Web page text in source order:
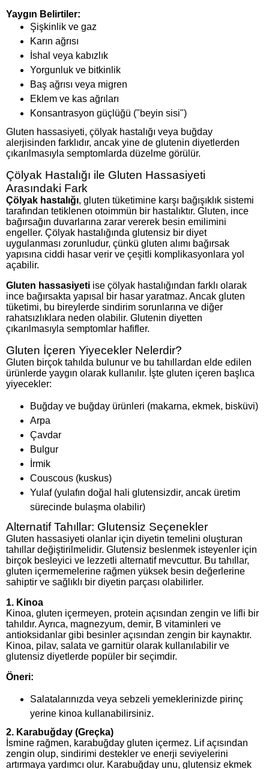
Yaygın Belirtiler:
Şişkinlik ve gaz
Karın ağrısı
İshal veya kabızlık
Yorgunluk ve bitkinlik
Baş ağrısı veya migren
Eklem ve kas ağrıları
Konsantrasyon güçlüğü ("beyin sisi")
Gluten hassasiyeti, çölyak hastalığı veya buğday
alerjisinden farklıdır, ancak yine de glutenin diyetlerden
çıkarılmasıyla semptomlarda düzelme görülür.
Çölyak Hastalığı ile Gluten Hassasiyeti
Arasındaki Fark
Çölyak hastalığı, gluten tüketimine karşı bağışıklık sistemi
tarafından tetiklenen otoimmün bir hastalıktır. Gluten, ince
bağırsağın duvarlarına zarar vererek besin emilimini
engeller. Çölyak hastalığında glutensiz bir diyet
uygulanması zorunludur, çünkü gluten alımı bağırsak
yapısına ciddi hasar verir ve çeşitli komplikasyonlara yol
açabilir.
Gluten hassasiyeti ise çölyak hastalığından farklı olarak
ince bağırsakta yapısal bir hasar yaratmaz. Ancak gluten
tüketimi, bu bireylerde sindirim sorunlarına ve diğer
rahatsızlıklara neden olabilir. Glutenin diyetten
çıkarılmasıyla semptomlar hafifler.
Gluten İçeren Yiyecekler Nelerdir?
Gluten birçok tahılda bulunur ve bu tahıllardan elde edilen
ürünlerde yaygın olarak kullanılır. İşte gluten içeren başlıca
yiyecekler:
Buğday ve buğday ürünleri (makarna, ekmek, bisküvi)
Arpa
Çavdar
Bulgur
İrmik
Couscous (kuskus)
Yulaf (yulafın doğal hali glutensizdir, ancak üretim
sürecinde bulaşma olabilir)
Alternatif Tahıllar: Glutensiz Seçenekler
Gluten hassasiyeti olanlar için diyetin temelini oluşturan
tahıllar değiştirilmelidir. Glutensiz beslenmek isteyenler için
birçok besleyici ve lezzetli alternatif mevcuttur. Bu tahıllar,
gluten içermemelerine rağmen yüksek besin değerlerine
sahiptir ve sağlıklı bir diyetin parçası olabilirler.
1. Kinoa
Kinoa, gluten içermeyen, protein açısından zengin ve lifli bir
tahıldır. Ayrıca, magnezyum, demir, B vitaminleri ve
antioksidanlar gibi besinler açısından zengin bir kaynaktır.
Kinoa, pilav, salata ve garnitür olarak kullanılabilir ve
glutensiz diyetlerde popüler bir seçimdir.
Öneri:
Salatalarınızda veya sebzeli yemeklerinizde pirinç
yerine kinoa kullanabilirsiniz.
2. Karabuğday (Greçka)
İsmine rağmen, karabuğday gluten içermez. Lif açısından
zengin olup, sindirimi destekler ve enerji seviyelerini
artırmaya yardımcı olur. Karabuğday unu, glutensiz ekmek